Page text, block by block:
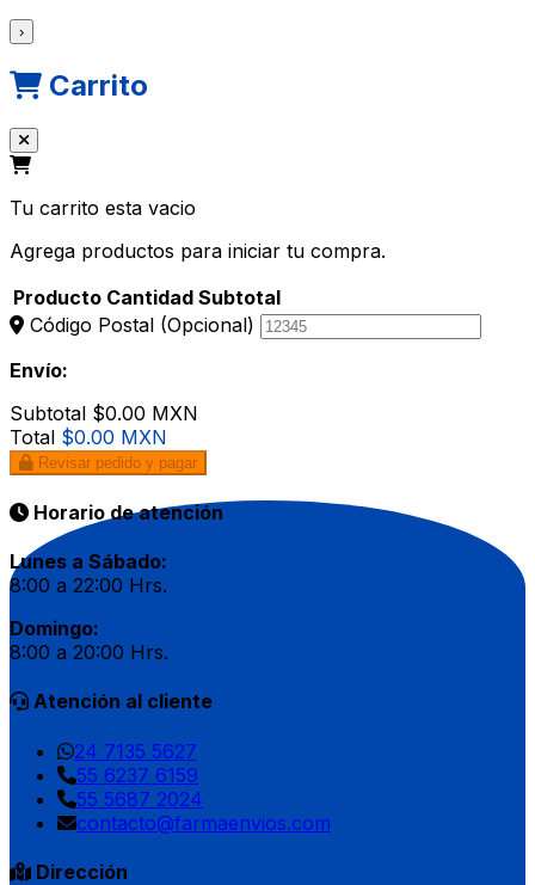
›
Carrito
Tu carrito esta vacio
Agrega productos para iniciar tu compra.
Producto Cantidad Subtotal
Código Postal (Opcional)
Envío:
Subtotal $0.00 MXN
Total $0.00 MXN
Revisar pedido y pagar
Horario de atención
Lunes a Sábado:
8:00 a 22:00 Hrs.
Domingo:
8:00 a 20:00 Hrs.
Atención al cliente
24 7135 5627
55 6237 6159
55 5687 2024
contacto@farmaenvios.com
Dirección